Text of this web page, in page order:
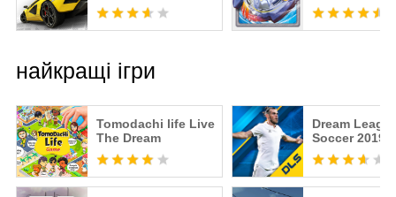
Racing Game
найкращі ігри
Tomodachi life Live
The Dream
Dream
Soccer 2019